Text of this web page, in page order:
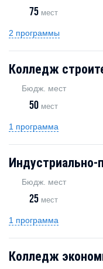
75 мест
2 программы
Колледж
Бюдж. мест
50 мест
1 программа
Бюдж. мест
25 мест
1 программа
Колледж